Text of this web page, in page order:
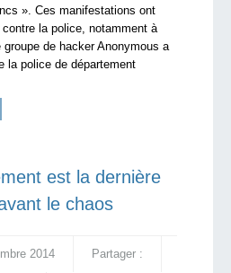
». Ces manifestations ont
contre la police, notamment à
groupe de hacker Anonymous a
la police de département
est la dernière
le chaos
2014 Partager :